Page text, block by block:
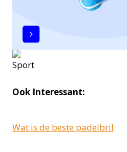
Ook Interessant:
Wat is de beste padelbril